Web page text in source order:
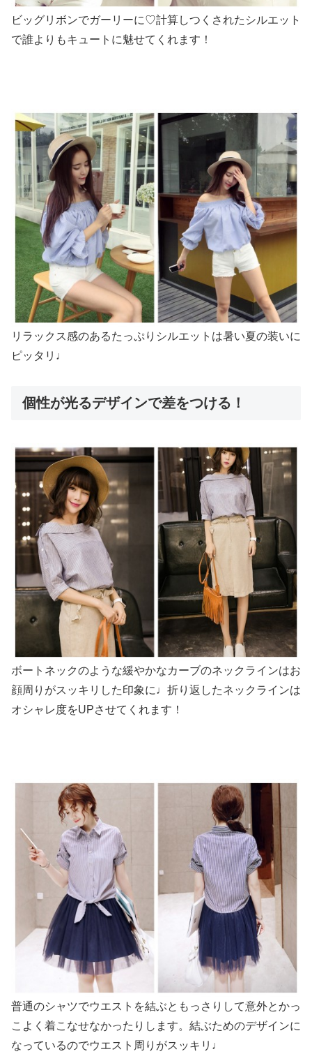
ビッグリボンでガーリーに♡計算しつくされたシルエット
で誰よりもキュートに魅せてくれます！
リラックス感のあるたっぷりシルエットは暑い夏の装いに
ピッタリ♩
個性が光るデザインで差をつける！
ボートネックのような緩やかなカーブのネックラインはお
顔周りがスッキリした印象に♩折り返したネックラインは
オシャレ度をUPさせてくれます！
普通のシャツでウエストを結ぶともっさりして意外とかっ
こよく着こなせなかったりします。結ぶためのデザインに
なっているのでウエスト周りがスッキリ♩